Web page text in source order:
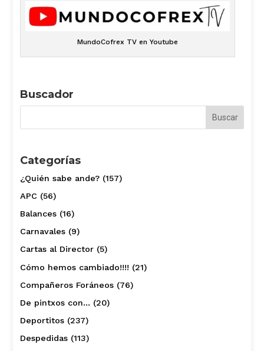
MundoCofrex TV en Youtube
Buscador
Categorías
¿Quién sabe ande?(157)
APC(56)
Balances(16)
Carnavales(9)
Cartas al Director(5)
Cómo hemos cambiado!!!! (21)
Compañeros Foráneos(76)
De pintxos con… (20)
Deportitos(237)
Despedidas(113)